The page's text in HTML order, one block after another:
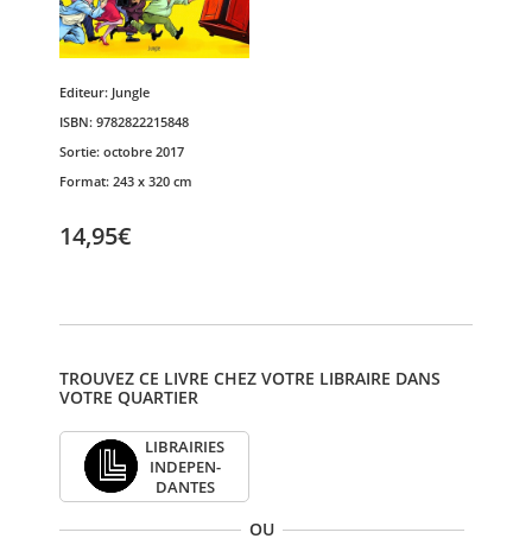
Editeur: Jungle
ISBN: 9782822215848
Sortie: octobre 2017
Format: 243 x 320 cm
14,95€
TROUVEZ CE LIVRE CHEZ VOTRE LIBRAIRE DANS
VOTRE QUARTIER
LIBRAI­RIES
INDE­PEN­
DANTES
OU